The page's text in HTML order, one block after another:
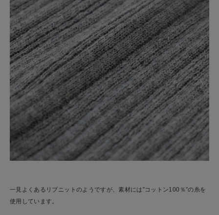
一見よくあるリブニットのようですが、素材には”コットン100％”の糸を
使用しています。